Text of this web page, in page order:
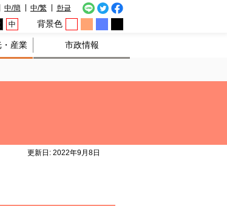
中/簡 中/繁 한글
中 背景色
・産業 市政情報
更新日: 2022年9月8日